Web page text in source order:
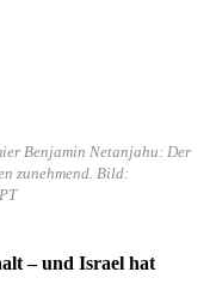
Benjamin Netanjahu: Der
zunehmend. Bild:
– und Israel hat